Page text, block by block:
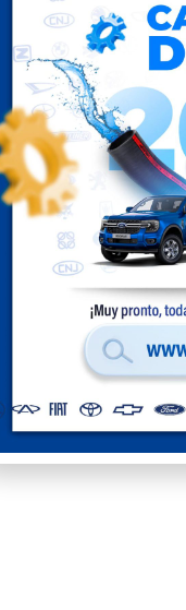
Términos y